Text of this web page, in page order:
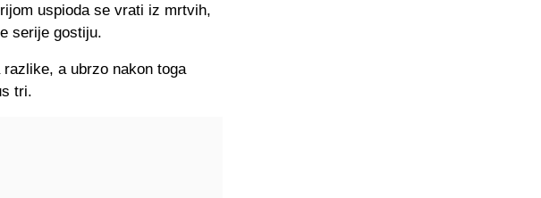
uspioda se vrati iz mrtvih,
serije gostiju.
a ubrzo nakon toga
tri.